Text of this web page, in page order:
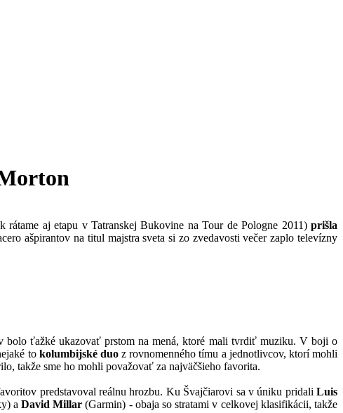
aj etapu v Tatranskej Bukovine na Tour de Pologne 2011)prišla
ašpirantov na titul majstra sveta si zo zvedavosti večer zaplo televízny
bolo ťažké ukazovať prstom na mená, ktoré mali tvrdiť muziku. V boji o
to kolumbijské duoz rovnomenného tímu a jednotlivcov, ktorí mohli
takže sme ho mohli považovať za najväčšieho favorita.
predstavoval reálnu hrozbu. Ku Švajčiarovi sa v úniku pridaliLuis
aDavid Millar (Garmin) - obaja so stratami v celkovej klasifikácii, takže